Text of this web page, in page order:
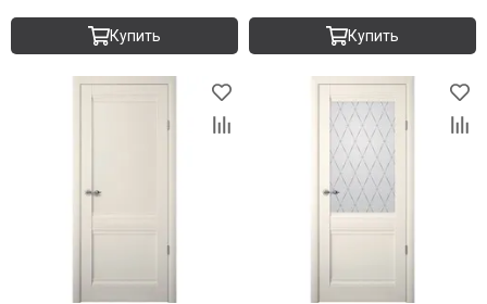
Купить Купить